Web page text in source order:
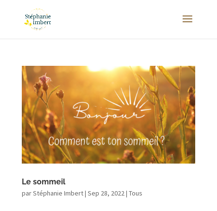
Le sommeil
parStéphanie Imbert| Sep 28, 2022 | Tous